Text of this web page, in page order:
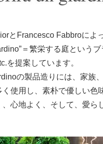
とFrancesco Fabbroによ
＝繁栄する庭という
を提案しています。
の製品造りには、家族
く使用し、素朴で優しい色
、心地よく、そして、愛ら